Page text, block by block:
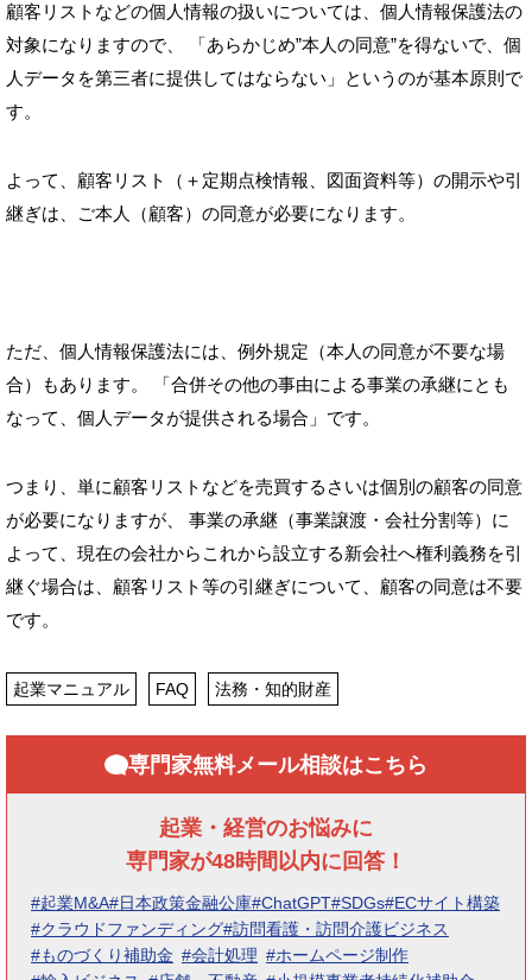
顧客リストなどの個人情報の扱いについては、個人情報保護法の
対象になりますので、 「あらかじめ”本人の同意”を得ないで、個
人データを第三者に提供してはならない」というのが基本原則で
す。
よって、顧客リスト（＋定期点検情報、図面資料等）の開示や引
継ぎは、ご本人（顧客）の同意が必要になります。
ただ、個人情報保護法には、例外規定（本人の同意が不要な場
合）もあります。 「合併その他の事由による事業の承継にとも
なって、個人データが提供される場合」です。
つまり、単に顧客リストなどを売買するさいは個別の顧客の同意
が必要になりますが、 事業の承継（事業譲渡・会社分割等）に
よって、現在の会社からこれから設立する新会社へ権利義務を引
継ぐ場合は、顧客リスト等の引継ぎについて、顧客の同意は不要
です。
起業マニュアル FAQ 法務・知的財産
専門家無料メール相談はこちら
起業・経営のお悩みに
専門家が48時間以内に回答！
#起業M&A#日本政策金融公庫#ChatGPT#SDGs#ECサイト構築
#クラウドファンディング#訪問看護・訪問介護ビジネス
#ものづくり補助金 #会計処理 #ホームページ制作